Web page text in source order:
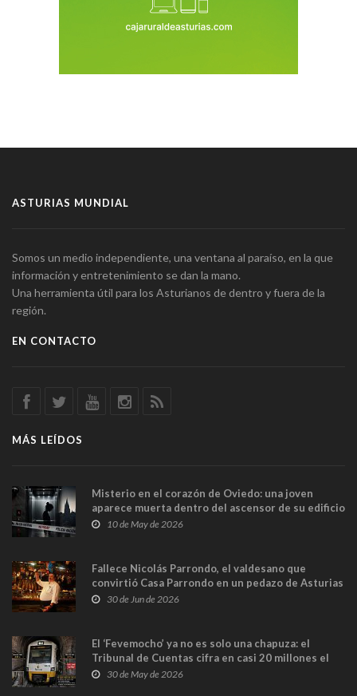
ASTURIAS MUNDIAL
Somos un medio independiente, una ventana al paraíso, en la que
información y entretenimiento se dan la mano.
Una herramienta útil para los Asturianos de dentro y fuera de la
región.
EN CONTACTO
MÁS LEÍDOS
Misterio en el corazón de Oviedo: una joven
aparece muerta dentro del ascensor de su edificio
y las cámaras captan sus últimos minutos
10 de May de 2026
Fallece Nicolás Parrondo, el valdesano que
convirtió Casa Parrondo en un pedazo de Asturias
en Madrid
30 de Jun de 2026
El ‘Fevemocho’ ya no es solo una chapuza: el
Tribunal de Cuentas cifra en casi 20 millones el
sobrecoste de los trenes que no cabían por los
30 de May de 2026